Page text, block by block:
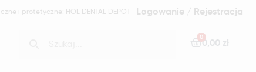
i protetyczne: HOL DENTAL DEPOT Logowanie / Rejestracja
0,00 zł